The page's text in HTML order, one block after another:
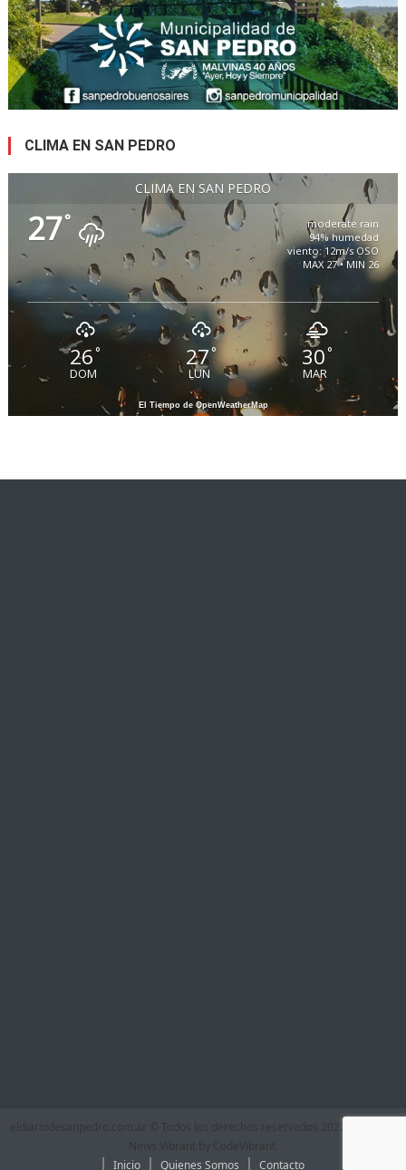
CLIMA EN SAN PEDRO
CLIMA EN SAN PEDRO
27°
moderate rain
94% humedad
viento: 12m/s OSO
MAX 27 • MIN 26
26°
DOM
27 °
LUN
30°
MAR
El Tiempo de OpenWeatherMap
eldiariodesanpedro.com.ar © Todos los derechos reservados 2022
News Vibrant by CodeVibrant.
Inicio
Quienes Somos Contacto